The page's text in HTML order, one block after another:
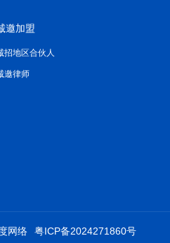
邀加盟
招地区合伙人
邀律师
网络
粤ICP备2024271860号